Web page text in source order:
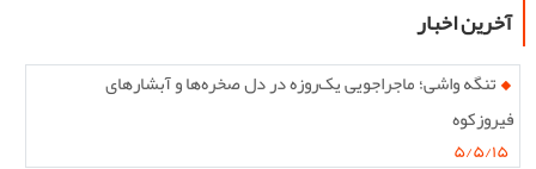
آخرین اخبار
تنگه واشی؛ ماجراجویی یک‌روزه در دل صخره‌ها و آبشارهای
فیروزکوه
۵/۵/۱۵